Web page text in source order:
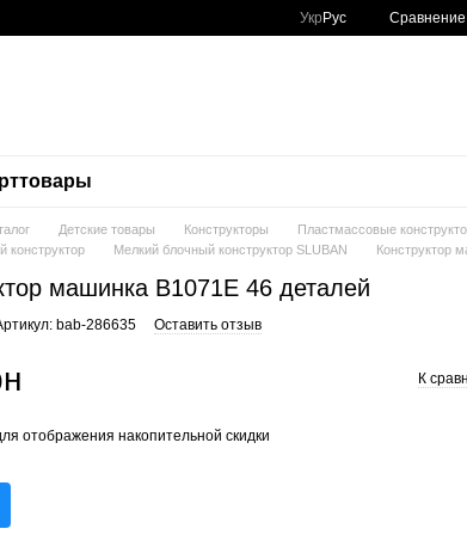
Укр Рус Сравнение
Детские товары Конструкторы
Пластмассовые
конструктор
Мелкий блочный конструктор SLUBAN Конструктор
машинка B1071E 46 деталей
bab-286635 Оставить отзыв
К
отображения накопительной скидки